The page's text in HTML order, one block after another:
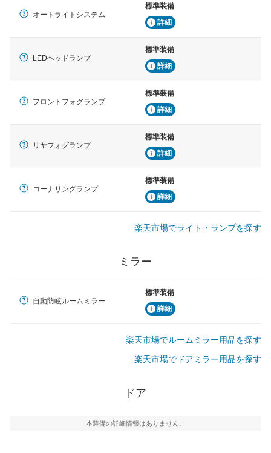
オートライトシステム
標準装備
詳細
LEDヘッドランプ
標準装備
詳細
フロントフォグランプ
標準装備
詳細
リヤフォグランプ
標準装備
詳細
コーナリングランプ
標準装備
詳細
楽天市場でライト・ランプを探す
ミラー
自動防眩ルームミラー
標準装備
詳細
楽天市場でルームミラー用品を探す
楽天市場でドアミラー用品を探す
ドア
本装備の詳細情報はありません。